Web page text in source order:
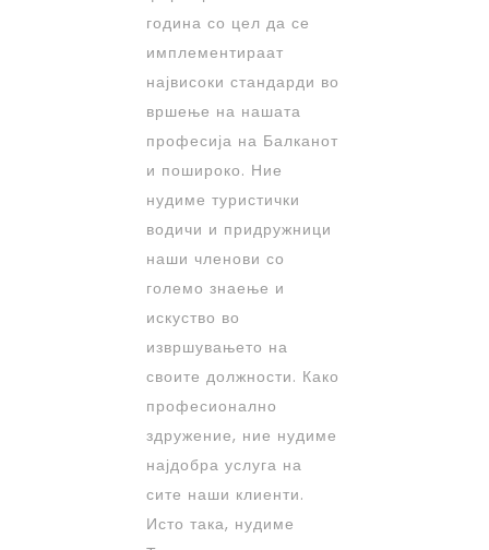
година со цел да се
имплементираат
највисоки стандарди во
вршење на нашата
професија на Балканот
и пошироко. Ние
нудиме туристички
водичи и придружници
наши членови со
големо знаење и
искуство во
извршувањето на
своите должности. Како
професионално
здружение, ние нудиме
најдобра услуга на
сите наши клиенти.
Исто така, нудиме